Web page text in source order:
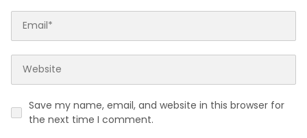
Save my name, email, and website in this browser for
the next time I comment.